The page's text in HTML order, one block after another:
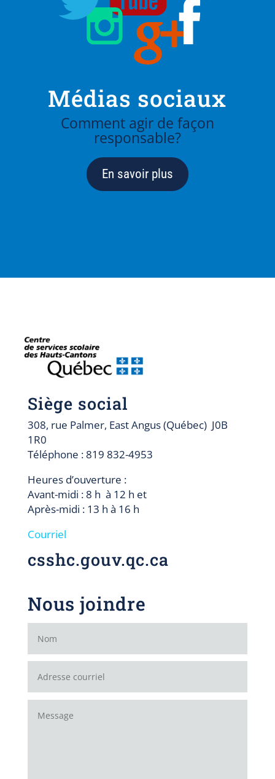
Médias sociaux
Comment agir de façon
responsable?
En savoir plus
Siège social
308, rue Palmer, East Angus (Québec) J0B
1R0
Téléphone : 819 832-4953
Heures d’ouverture :
Avant-midi : 8 h à 12 h et
Après-midi : 13 h à 16 h
Courriel
csshc.gouv.qc.ca
Nous joindre